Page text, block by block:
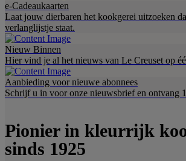
e-Cadeaukaarten
Laat jouw dierbaren het kookgerei uitzoeken
verlanglijstje staat.
Nieuw Binnen
Hier vind je al het nieuws van Le Creuset op
Aanbieding voor nieuwe abonnees
Schrijf u in voor onze nieuwsbrief en ontvang
Pionier in kleurrijk
sinds 1925